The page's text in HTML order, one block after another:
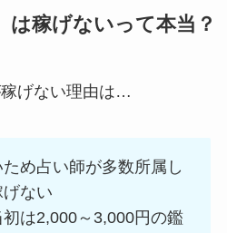
は稼げないって本当？
げない理由は…
ため占い師が多数所属し
ない
初は2,000～3,000円の鑑